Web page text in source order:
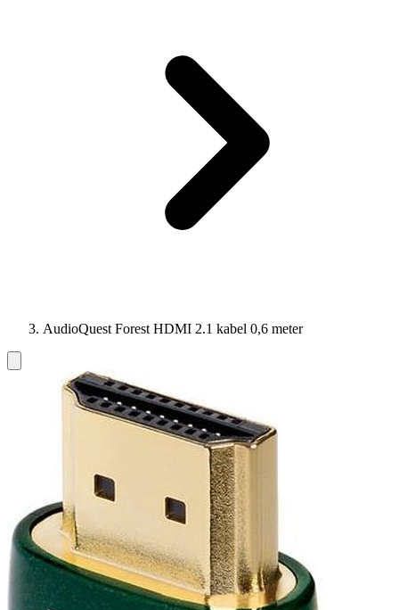
AudioQuest Forest HDMI 2.1 kabel 0,6 meter